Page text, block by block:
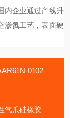
内企业通过产线升
渗氮工艺，表面硬
inkDIG编码器
胶手指维修装配